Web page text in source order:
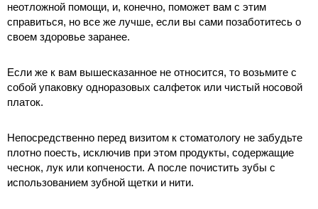
неотложной помощи, и, конечно, поможет вам с этим
справиться, но все же лучше, если вы сами позаботитесь о
своем здоровье заранее.
Если же к вам вышесказанное не относится, то возьмите с
собой упаковку одноразовых салфеток или чистый носовой
платок.
Непосредственно перед визитом к стоматологу не забудьте
плотно поесть, исключив при этом продукты, содержащие
чеснок, лук или копчености. А после почистить зубы с
использованием зубной щетки и нити.